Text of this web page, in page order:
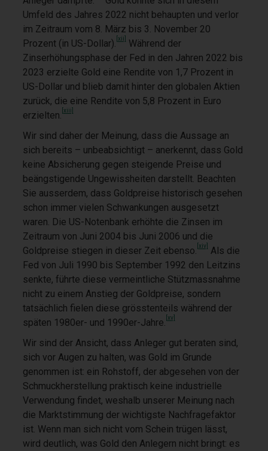
Umfeld des Jahres 2022 nicht behaupten und verlor
im Zeitraum vom 8. März bis 3. November 20
Prozent (in US-Dollar).
[xii] Während der
Zinserhöhungsphase der Fed in den Jahren 2022 bis
2023 erzielte Gold eine Rendite von 1,7 Prozent in
US-Dollar und blieb damit hinter den globalen Aktien
zurück, die eine Rendite von 5,8 Prozent in Euro
erzielten.
[xiii]
Wir sind daher der Meinung, dass die Aussage an
sich bereits – unbeabsichtigt – anerkennt, dass Gold
keine Absicherung gegen steigende Preise und
beängstigende Ungewissheiten darstellt. Beachten
Sie ausserdem, dass Goldpreise historisch gesehen
schon immer vielen Schwankungen ausgesetzt
waren. Die US-Notenbank erhöhte die Zinsen im
Zeitraum von Juni 2004 bis Juni 2006 und die
Goldpreise stiegen in dieser Zeit ebenso.
[xiv] Als die
Fed von Juli 1990 bis September 1992 den Leitzins
senkte, führte diese vermeintliche Stützmassnahme
nicht zu einem Anstieg der Goldpreise, sondern
tatsächlich fielen diese grösstenteils während der
späten 1980er- und 1990er-Jahre.
[xv]
Wir sind der Ansicht, dass Anleger gut beraten sind,
sich vor Augen zu halten, was Gold im Grunde
genommen ist: ein Rohstoff, der abgesehen von der
Schmuckherstellung praktisch keine industrielle
Verwendung findet, weshalb unserer Meinung nach
die Marktstimmung der wichtigste Nachfragefaktor
ist. Wenn man sich nicht vom Schein trügen lässt,
wird deutlich, was Gold den Anlegern nicht bringt: es